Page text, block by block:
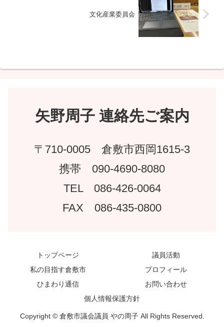
文化産業委員会
矢野周子 連絡先ご案内
〒710-0005 倉敷市西岡1615-3
携帯 090-4690-8080
TEL 086-426-0064
FAX 086-435-0800
トップページ
議員活動
私の目指す倉敷市
プロフィール
ひまわり通信
お問い合わせ
個人情報保護方針
Copyright © 倉敷市議会議員 やの周子 All Rights Reserved.